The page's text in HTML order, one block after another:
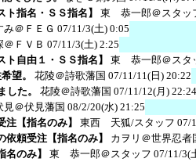
指名・ＳＳ指名】
東 恭一郎＠スタッ
み＠ＦＥＧ 07/11/3(土) 0:05
＠ＦＶＢ 07/11/3(土) 2:25
自由１・ＳＳ指名】
東 恭一郎＠スタ
望。
花陵＠詩歌藩国 07/11/11(日) 20:22
した。
花陵＠詩歌藩国 07/11/12(月) 22:24
見＠伏見藩国 08/2/20(水) 21:25
【指名のみ】
東西 天狐/スタッフ 07/
頼受注【指名のみ】
カヲリ＠世界忍者
のみ】
東 恭一郎＠スタッフ 07/11/3(